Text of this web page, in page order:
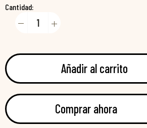
Cantidad:
Añadir al carrito
Comprar ahora